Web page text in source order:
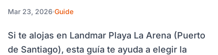
Mar 23, 2026 Guide
Si te alojas en Landmar Playa La Arena (Puerto
de Santiago), esta guía te ayuda a elegir la